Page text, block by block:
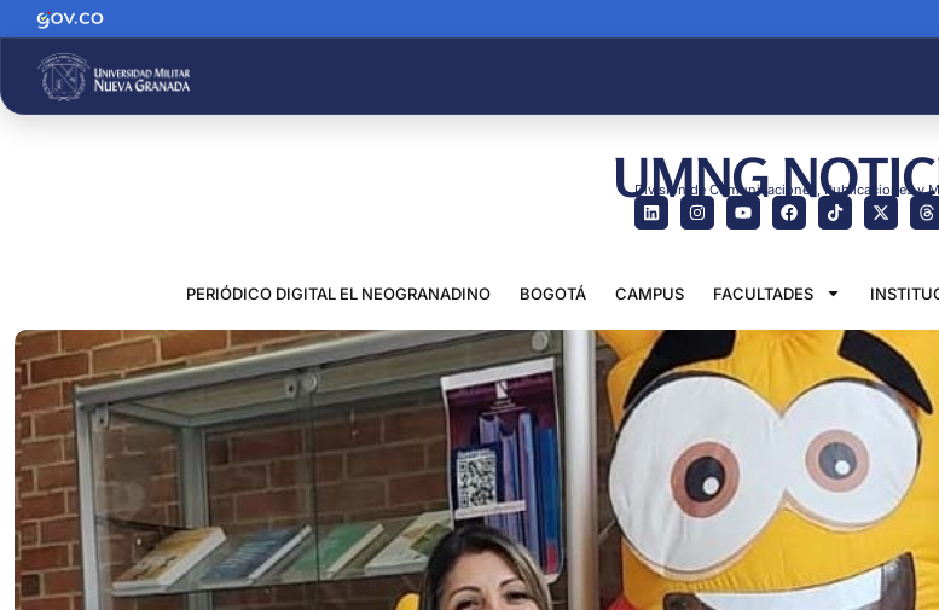
UMNG
División de Comunicaciones, Publicaciones y
PERIÓDICO DIGITAL EL NEOGRANADINO BOGOTÁ CAMPUS FACULTADES